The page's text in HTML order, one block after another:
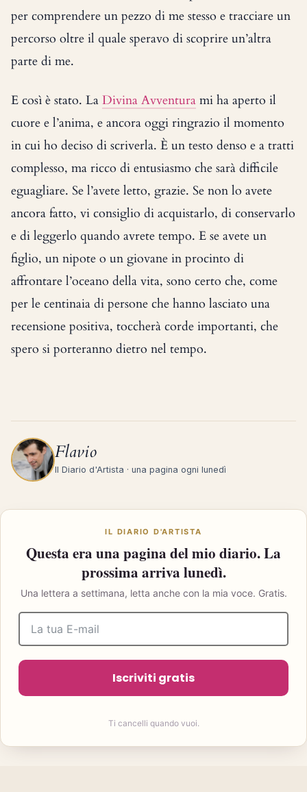
per comprendere un pezzo di me stesso e tracciare un
percorso oltre il quale speravo di scoprire un’altra
parte di me.
E così è stato. La Divina Avventura mi ha aperto il
cuore e l’anima, e ancora oggi ringrazio il momento
in cui ho deciso di scriverla. È un testo denso e a tratti
complesso, ma ricco di entusiasmo che sarà difficile
eguagliare. Se l’avete letto, grazie. Se non lo avete
ancora fatto, vi consiglio di acquistarlo, di conservarlo
e di leggerlo quando avrete tempo. E se avete un
figlio, un nipote o un giovane in procinto di
affrontare l’oceano della vita, sono certo che, come
per le centinaia di persone che hanno lasciato una
recensione positiva, toccherà corde importanti, che
spero si porteranno dietro nel tempo.
Flavio
Il Diario d'Artista · una pagina ogni lunedì
IL DIARIO D'ARTISTA
Questa era una pagina del mio diario. La
prossima arriva lunedì.
Una lettera a settimana, letta anche con la mia voce. Gratis.
Iscriviti gratis
Ti cancelli quando vuoi.